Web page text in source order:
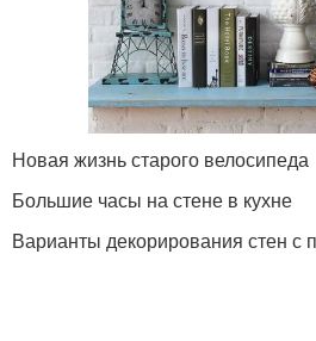
Новая жизнь старого велосипеда
Большие часы на стене в кухне
Варианты декорирования стен с